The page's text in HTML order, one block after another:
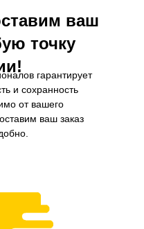
ваш
точку
гарантирует
и сохранность
от вашего
ваш заказ